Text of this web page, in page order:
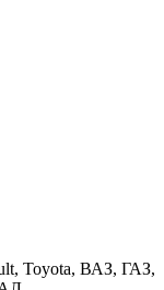
Toyota, ВАЗ, ГАЗ,